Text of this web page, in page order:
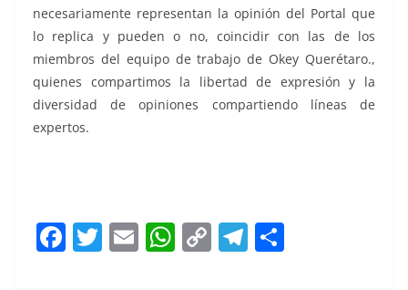
necesariamente representan la opinión del Portal que
lo replica y pueden o no, coincidir con las de los
miembros del equipo de trabajo de Okey Querétaro.,
quienes compartimos la libertad de expresión y la
diversidad de opiniones compartiendo líneas de
expertos.
F T E W C T